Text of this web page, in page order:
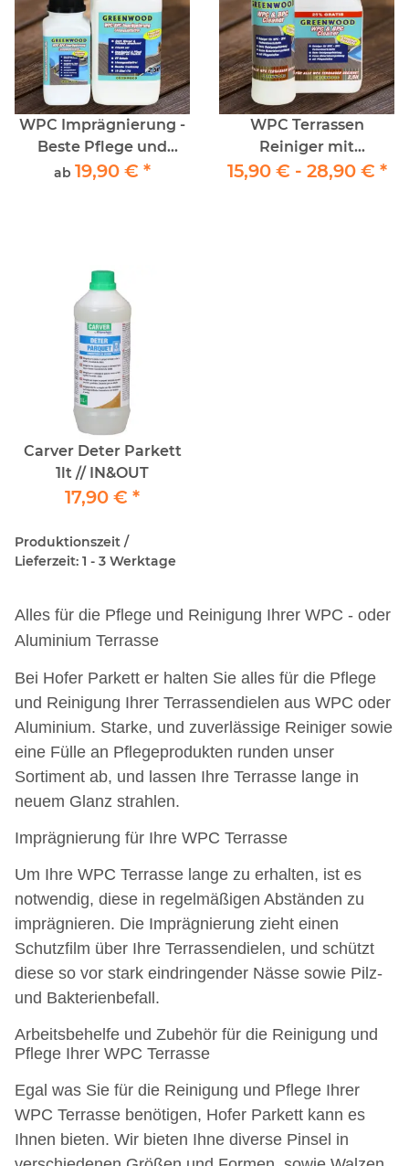
WPC Imprägnierung -
Beste Pflege und
Farbauffrischung für
ab 19,90 € *
WPC Terrassen
Reiniger mit
Pflegestoffen- Super-
15,90 € - 28,90 € *
Carver Deter Parkett
1lt // IN&OUT
17,90 € *
Produktionszeit /
Lieferzeit: 1 - 3 Werktage
Alles für die Pflege und Reinigung Ihrer WPC - oder
Aluminium Terrasse
Bei Hofer Parkett er halten Sie alles für die Pflege
und Reinigung Ihrer Terrassendielen aus WPC oder
Aluminium. Starke, und zuverlässige Reiniger sowie
eine Fülle an Pflegeprodukten runden unser
Sortiment ab, und lassen Ihre Terrasse lange in
neuem Glanz strahlen.
Imprägnierung für Ihre WPC Terrasse
Um Ihre WPC Terrasse lange zu erhalten, ist es
notwendig, diese in regelmäßigen Abständen zu
imprägnieren. Die Imprägnierung zieht einen
Schutzfilm über Ihre Terrassendielen, und schützt
diese so vor stark eindringender Nässe sowie Pilz-
und Bakterienbefall.
Arbeitsbehelfe und Zubehör für die Reinigung und
Pflege Ihrer WPC Terrasse
Egal was Sie für die Reinigung und Pflege Ihrer
WPC Terrasse benötigen, Hofer Parkett kann es
Ihnen bieten. Wir bieten Ihne diverse Pinsel in